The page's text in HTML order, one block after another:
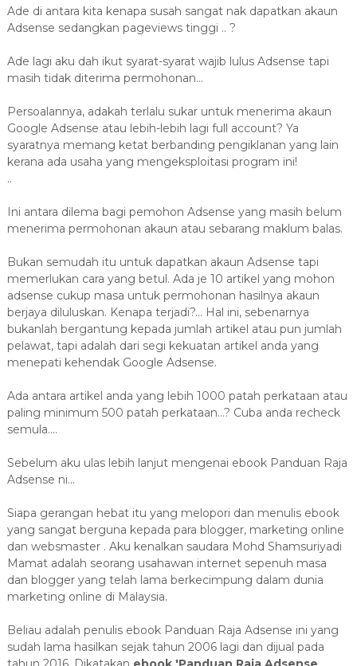
Ade di antara kita kenapa susah sangat nak dapatkan akaun
Adsense sedangkan pageviews tinggi .. ?
Ade lagi aku dah ikut syarat-syarat wajib lulus Adsense tapi
masih tidak diterima permohonan...
Persoalannya, adakah terlalu sukar untuk menerima akaun
Google Adsense atau lebih-lebih lagi full account? Ya
syaratnya memang ketat berbanding pengiklanan yang lain
kerana ada usaha yang mengeksploitasi program ini!
..
Ini antara dilema bagi pemohon Adsense yang masih belum
menerima permohonan akaun atau sebarang maklum balas.
Bukan semudah itu untuk dapatkan akaun Adsense tapi
memerlukan cara yang betul. Ada je 10 artikel yang mohon
adsense cukup masa untuk permohonan hasilnya akaun
berjaya diluluskan. Kenapa terjadi?... Hal ini, sebenarnya
bukanlah bergantung kepada jumlah artikel atau pun jumlah
pelawat, tapi adalah dari segi kekuatan artikel anda yang
menepati kehendak Google Adsense.
Ada antara artikel anda yang lebih 1000 patah perkataan atau
paling minimum 500 patah perkataan...? Cuba anda recheck
semula....
Sebelum aku ulas lebih lanjut mengenai ebook Panduan Raja
Adsense ni...
Siapa gerangan hebat itu yang melopori dan menulis ebook
yang sangat berguna kepada para blogger, marketing online
dan websmaster . Aku kenalkan saudara Mohd Shamsuriyadi
Mamat adalah seorang usahawan internet sepenuh masa
dan blogger yang telah lama berkecimpung dalam dunia
marketing online di Malaysia.
Beliau adalah penulis ebook Panduan Raja Adsense ini yang
sudah lama hasilkan sejak tahun 2006 lagi dan dijual pada